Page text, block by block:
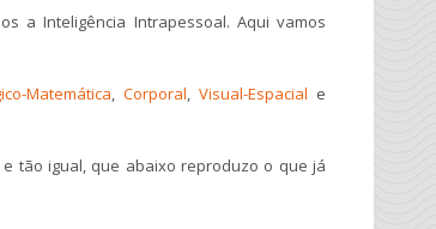
a Inteligência Intrapessoal. Aqui vamos
Matemática,Corporal,Visual-Espacial e
tão igual, que abaixo reproduzo o que já